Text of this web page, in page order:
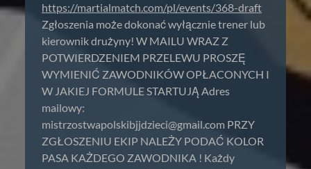
https://martialmatch.com/pl/events/368-draft
Zgłoszenia może dokonać wyłącznie trener lub
kierownik drużyny! W MAILU WRAZ Z
POTWIERDZENIEM PRZELEWU PROSZĘ
WYMIENIĆ ZAWODNIKÓW OPŁACONYCH I
W JAKIEJ FORMULE STARTUJĄ Adres
mailowy:
mistrzostwapolskibjjdzieci@gmail.com PRZY
ZGŁOSZENIU EKIP NALEŻY PODAĆ KOLOR
PASA KAŻDEGO ZAWODNIKA ! Każdy